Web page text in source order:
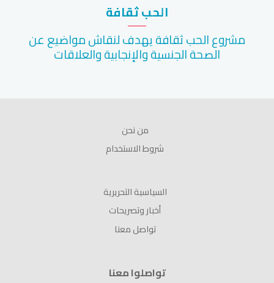
الحب ثقافة
مشروع الحب ثقافة يهدف لنقاش مواضيع عن
الصحة الجنسية والإنجابية والعلاقات
من نحن
شروط الاستخدام
السياسية التحريرية
أخبار وتصريحات
تواصل معنا
تواصلوا معنا